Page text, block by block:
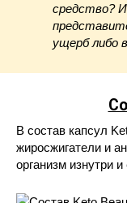
средство?
ущерб либо
В состав капсул
жиросжигатели и
организм изнутри